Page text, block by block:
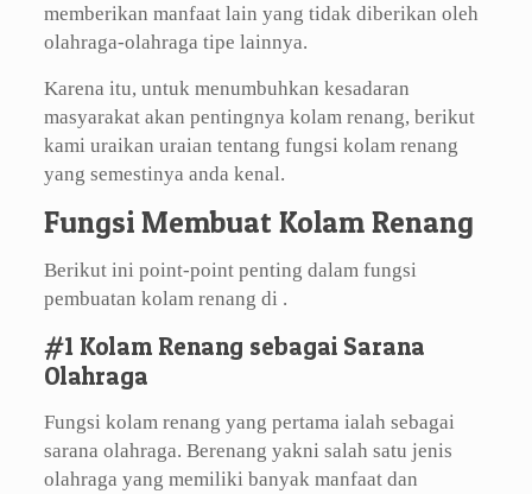
memberikan manfaat lain yang tidak diberikan oleh
olahraga-olahraga tipe lainnya.
Karena itu, untuk menumbuhkan kesadaran
masyarakat akan pentingnya kolam renang, berikut
kami uraikan uraian tentang fungsi kolam renang
yang semestinya anda kenal.
Fungsi Membuat Kolam Renang
Berikut ini point-point penting dalam fungsi
pembuatan kolam renang di .
#1 Kolam Renang sebagai Sarana
Olahraga
Fungsi kolam renang yang pertama ialah sebagai
sarana olahraga. Berenang yakni salah satu jenis
olahraga yang memiliki banyak manfaat dan